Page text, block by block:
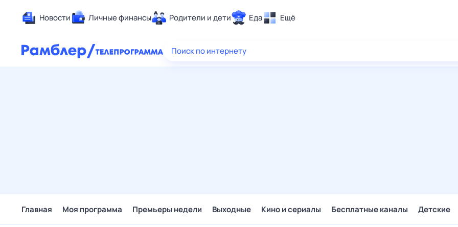
Новости Личные финансы Родители и дети Еда Ещё
Здоровье
Поиск по интернету
Главная Моя программа Премьеры недели Выходные Кино и сериалы Бесплатные каналы Детские